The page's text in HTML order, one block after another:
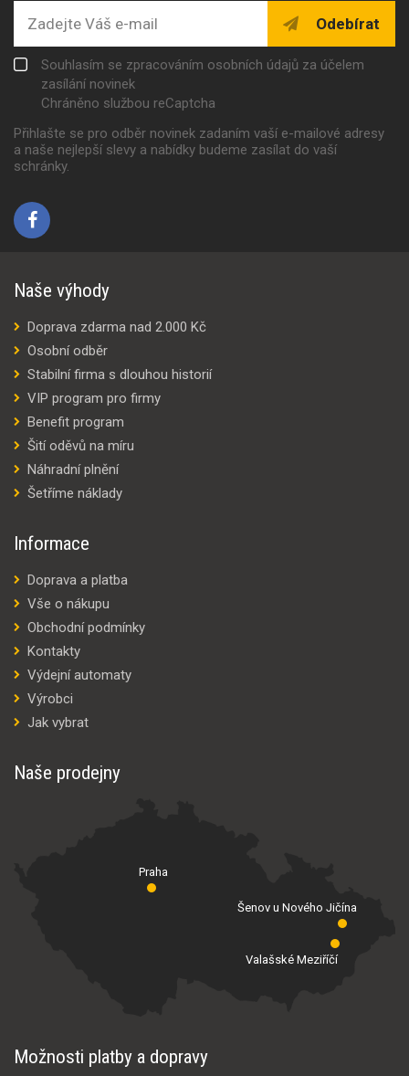
Odebírat
Souhlasím se zpracováním osobních údajů za účelem
zasílání novinek
Chráněno službou reCaptcha
Přihlašte se pro odběr novinek zadaním vaší e-mailové adresy
a naše nejlepší slevy a nabídky budeme zasílat do vaší
schránky.
Naše výhody
Doprava zdarma nad 2.000 Kč
Osobní odběr
Stabilní firma s dlouhou historií
VIP program pro firmy
Benefit program
Šití oděvů na míru
Náhradní plnění
Šetříme náklady
Informace
Doprava a platba
Vše o nákupu
Obchodní podmínky
Kontakty
Výdejní automaty
Výrobci
Jak vybrat
Naše prodejny
Praha
Valašské Meziříčí
Šenov u Nového Jičína
Možnosti platby a dopravy